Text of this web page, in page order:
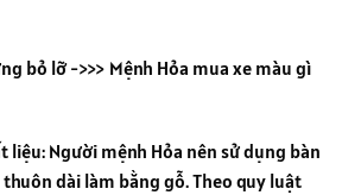
bỏ lỡ ->>> Mệnh Hỏa mua xe màu gì
liệu: Người mệnh Hỏa nên sử dụng bàn
dài làm bằng gỗ. Theo quy luật